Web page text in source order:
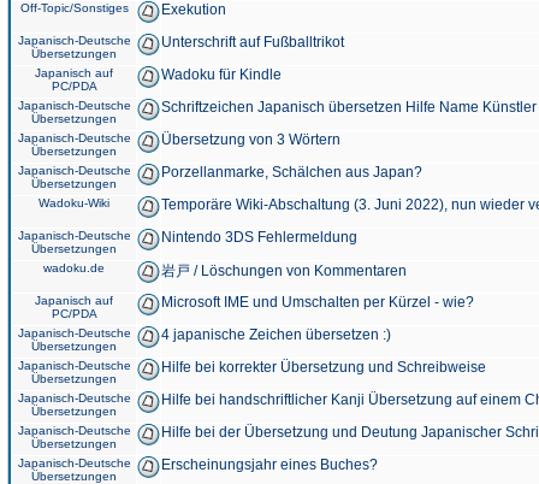
Off-Topic/Sonstiges Exekution
Japanisch-Deutsche
Übersetzungen
Unterschrift auf Fußballtrikot
Japanisch auf
PC/PDA
Wadoku für Kindle
Japanisch-Deutsche
Übersetzungen
Schriftzeichen Japanisch übersetzen Hilfe Name
Japanisch-Deutsche
Übersetzungen
Übersetzung von 3 Wörtern
Japanisch-Deutsche
Übersetzungen
Porzellanmarke, Schälchen aus Japan?
Wadoku-Wiki Temporäre Wiki-Abschaltung (3. Juni 2022), nun wieder
Japanisch-Deutsche
Übersetzungen
Nintendo 3DS Fehlermeldung
wadoku.de 岩戸 / Löschungen von Kommentaren
Japanisch auf
PC/PDA
Microsoft IME und Umschalten per Kürzel - wie?
Japanisch-Deutsche
Übersetzungen
4 japanische Zeichen übersetzen :)
Japanisch-Deutsche
Übersetzungen
Hilfe bei korrekter Übersetzung und Schreibweise
Japanisch-Deutsche
Übersetzungen
Hilfe bei handschriftlicher Kanji Übersetzung auf einem
Japanisch-Deutsche
Übersetzungen
Hilfe bei der Übersetzung und Deutung Japanischer
Japanisch-Deutsche
Übersetzungen
Erscheinungsjahr eines Buches?